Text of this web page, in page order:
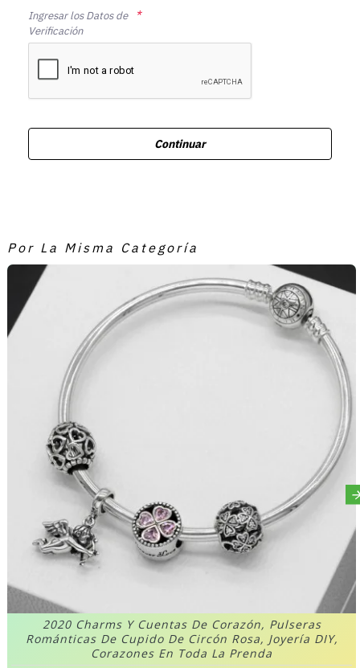
Ingresar los Datos de
Verificación
Continuar
Por La Misma Categoría
2020 Charms Y Cuentas De Corazón, Pulseras
Románticas De Cupido De Circón Rosa, Joyería DIY,
Corazones En Toda La Prenda